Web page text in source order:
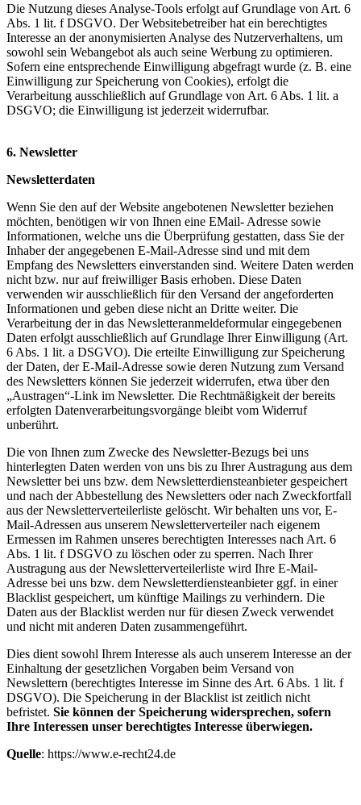
Die Nutzung dieses Analyse-Tools erfolgt auf Grundlage von Art. 6
Abs. 1 lit. f DSGVO. DerWebsitebetreiber hat ein berechtigtes
Interesse an der anonymisierten Analyse des Nutzerverhaltens, um
sowohl sein Webangebot als auch seine Werbung zu optimieren.
Sofern eine entsprechende Einwilligung abgefragt wurde (z. B. eine
Einwilligung zur Speicherung von Cookies), erfolgt die
Verarbeitung ausschließlich auf Grundlage von Art. 6 Abs. 1 lit. a
DSGVO; die Einwilligung ist jederzeit widerrufbar.
6. Newsletter
Newsletterdaten
Wenn Sie den auf der Website angebotenen Newsletter beziehen
möchten, benötigen wir von Ihnen eine EMail- Adresse sowie
Informationen, welche uns die Überprüfung gestatten, dass Sie der
Inhaber der angegebenen E-Mail-Adresse sind und mit dem
Empfang des Newsletters einverstanden sind. Weitere Daten werden
nicht bzw. nur auf freiwilliger Basis erhoben. Diese Daten
verwenden wir ausschließlich für den Versand der angeforderten
Informationen und geben diese nicht an Dritte weiter. Die
Verarbeitung der in das Newsletteranmeldeformular eingegebenen
Daten erfolgt ausschließlich auf Grundlage Ihrer Einwilligung (Art.
6 Abs. 1 lit. a DSGVO). Die erteilte Einwilligung zur Speicherung
der Daten, der E-Mail-Adresse sowie deren Nutzung zum Versand
des Newsletters können Sie jederzeit widerrufen, etwa über den
„Austragen“-Link im Newsletter. Die Rechtmäßigkeit der bereits
erfolgten Datenverarbeitungsvorgänge bleibt vom Widerruf
unberührt.
Die von Ihnen zum Zwecke des Newsletter-Bezugs bei uns
hinterlegten Daten werden von uns bis zu Ihrer Austragung aus dem
Newsletter bei uns bzw. dem Newsletterdiensteanbieter gespeichert
und nach der Abbestellung des Newsletters oder nach Zweckfortfall
aus der Newsletterverteilerliste gelöscht. Wir behalten uns vor, E-
Mail-Adressen aus unserem Newsletterverteiler nach eigenem
Ermessen im Rahmen unseres berechtigten Interesses nach Art. 6
Abs. 1 lit. f DSGVO zu löschen oder zu sperren. Nach Ihrer
Austragung aus der Newsletterverteilerliste wird Ihre E-Mail-
Adresse bei uns bzw. dem Newsletterdiensteanbieter ggf. in einer
Blacklist gespeichert, um künftige Mailings zu verhindern. Die
Daten aus der Blacklist werden nur für diesen Zweck verwendet
und nicht mit anderen Daten zusammengeführt.
Dies dient sowohl Ihrem Interesse als auch unserem Interesse an der
Einhaltung der gesetzlichen Vorgaben beim Versand von
Newslettern (berechtigtes Interesse im Sinne des Art. 6 Abs. 1 lit. f
DSGVO). Die Speicherung in der Blacklist ist zeitlich nicht
befristet. Sie können der Speicherung widersprechen, sofern
Ihre Interessen unser berechtigtes Interesse überwiegen.
Quelle: https://www.e-recht24.de